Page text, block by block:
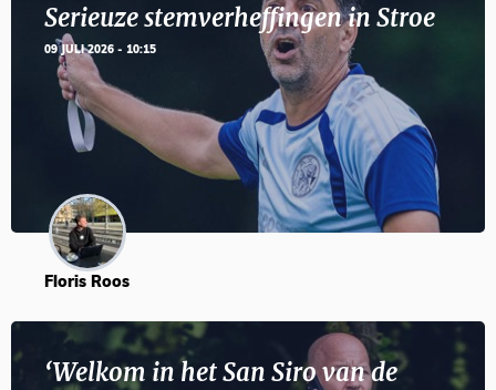
Serieuze stemverheffingen in Stroe
09 JULI 2026 - 10:15
Floris Roos
‘Welkom in het San Siro van de